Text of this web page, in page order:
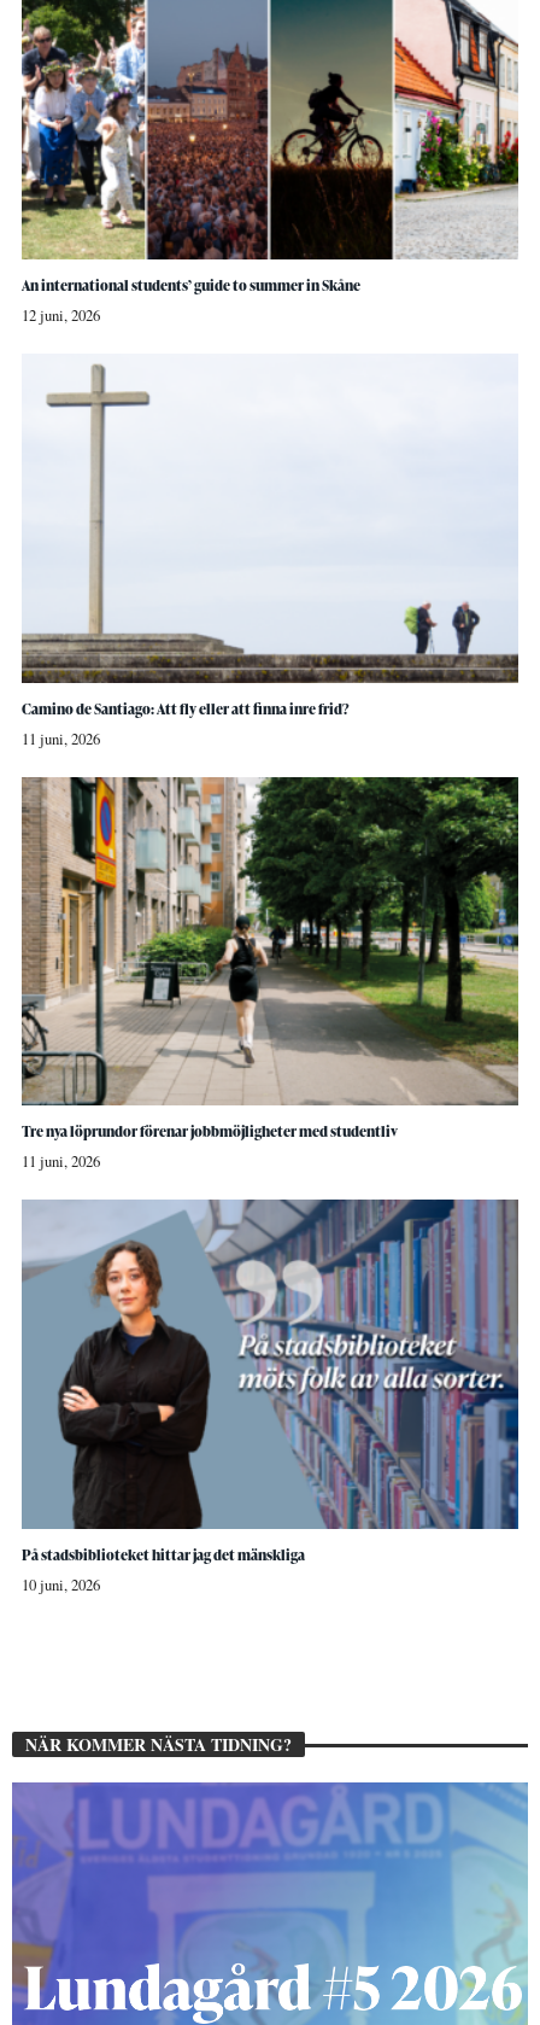
An international students’ guide to summer in Skåne
12 juni, 2026
Camino de Santiago: Att fly eller att finna inre frid?
11 juni, 2026
Tre nya löprundor förenar jobbmöjligheter med studentliv
11 juni, 2026
På stadsbiblioteket hittar jag det mänskliga
10 juni, 2026
NÄR KOMMER NÄSTA TIDNING?